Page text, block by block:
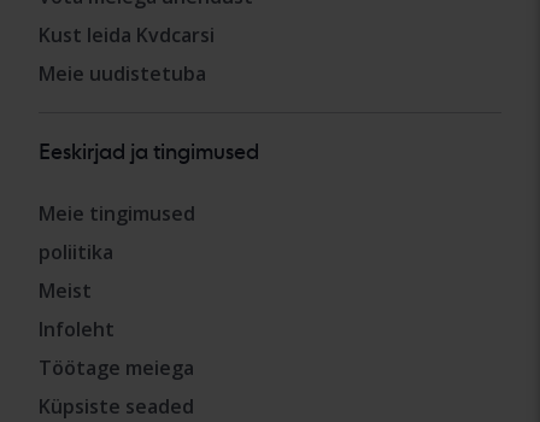
Kust leida Kvdcarsi
Meie uudistetuba
Eeskirjad ja tingimused
Meie tingimused
poliitika
Meist
Infoleht
Töötage meiega
Küpsiste seaded